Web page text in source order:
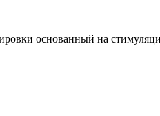
основанный на